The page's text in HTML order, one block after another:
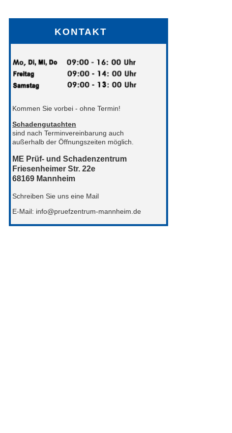
KONTAKT
Kommen Sie vorbei - ohne Termin!
Schadengutachten
sind nach Terminvereinbarung auch
außerhalb der Öffnungszeiten möglich.
ME Prüf- und Schadenzentrum
Friesenheimer Str. 22e
68169 Mannheim
Schreiben Sie uns eine Mail
E-Mail: info@pruefzentrum-mannheim.de